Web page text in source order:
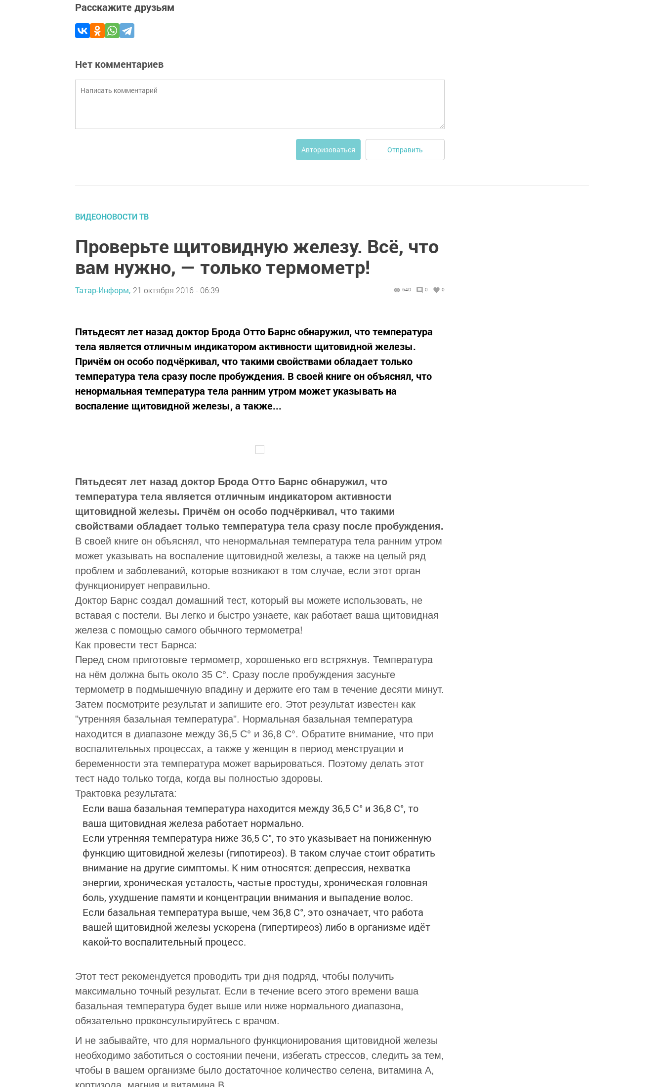
Расскажите друзьям
Нет комментариев
Авторизоваться Отправить
ВИДЕОНОВОСТИ ТВ
Проверьте щитовидную железу. Всё, что
вам нужно, — только термометр!
Татар-Информ, 21 октября 2016 - 06:39 640 0 0
Пятьдесят лет назад доктор Брода Отто Барнс обнаружил, что температура
тела является отличным индикатором активности щитовидной железы.
Причём он особо подчёркивал, что такими свойствами обладает только
температура тела сразу после пробуждения. В своей книге он объяснял, что
ненормальная температура тела ранним утром может указывать на
воспаление щитовидной железы, а также...
Пятьдесят лет назад доктор Брода Отто Барнс обнаружил, что
температура тела является отличным индикатором активности
щитовидной железы. Причём он особо подчёркивал, что такими
свойствами обладает только температура тела сразу после пробуждения.
В своей книге он объяснял, что ненормальная температура тела ранним утром
может указывать на воспаление щитовидной железы, а также на целый ряд
проблем и заболеваний, которые возникают в том случае, если этот орган
функционирует неправильно.
Доктор Барнс создал домашний тест, который вы можете использовать, не
вставая с постели. Вы легко и быстро узнаете, как работает ваша щитовидная
железа с помощью самого обычного термометра!
Как провести тест Барнса:
Перед сном приготовьте термометр, хорошенько его встряхнув. Температура
на нём должна быть около 35 С°. Сразу после пробуждения засуньте
термометр в подмышечную впадину и держите его там в течение десяти минут.
Затем посмотрите результат и запишите его. Этот результат известен как
"утренняя базальная температура". Нормальная базальная температура
находится в диапазоне между 36,5 С° и 36,8 С°. Обратите внимание, что при
воспалительных процессах, а также у женщин в период менструации и
беременности эта температура может варьироваться. Поэтому делать этот
тест надо только тогда, когда вы полностью здоровы.
Трактовка результата:
Если ваша базальная температура находится между 36,5 С° и 36,8 С°, то
ваша щитовидная железа работает нормально.
Если утренняя температура ниже 36,5 С°, то это указывает на пониженную
функцию щитовидной железы (гипотиреоз). В таком случае стоит обратить
внимание на другие симптомы. К ним относятся: депрессия, нехватка
энергии, хроническая усталость, частые простуды, хроническая головная
боль, ухудшение памяти и концентрации внимания и выпадение волос.
Если базальная температура выше, чем 36,8 С°, это означает, что работа
вашей щитовидной железы ускорена (гипертиреоз) либо в организме идёт
какой-то воспалительный процесс.
Этот тест рекомендуется проводить три дня подряд, чтобы получить
максимально точный результат. Если в течение всего этого времени ваша
базальная температура будет выше или ниже нормального диапазона,
обязательно проконсультируйтесь с врачом.
И не забывайте, что для нормального функционирования щитовидной железы
необходимо заботиться о состоянии печени, избегать стрессов, следить за тем,
чтобы в вашем организме было достаточное количество селена, витамина А,